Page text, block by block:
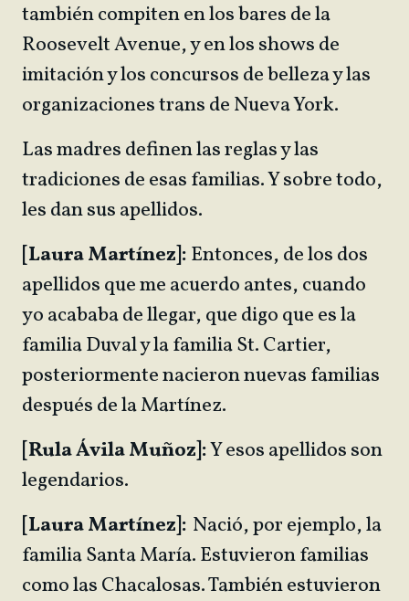
también compiten en los bares de la
Roosevelt Avenue, y en los shows de
imitación y los concursos de belleza y las
organizaciones trans de Nueva York.
Las madres definen las reglas y las
tradiciones de esas familias. Y sobre todo,
les dan sus apellidos.
[Laura Martínez]:Entonces, de los dos
apellidos que me acuerdo antes, cuando
yo acababa de llegar, que digo que es la
familia Duval y la familia St. Cartier,
posteriormente nacieron nuevas familias
después de la Martínez.
[Rula Ávila Muñoz]:Y esos apellidos son
legendarios.
[Laura Martínez]: Nació, por ejemplo, la
familia Santa María. Estuvieron familias
como las Chacalosas. También estuvieron